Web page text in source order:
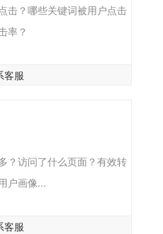
击？哪些关键词被用户点击
率？
客服
？访问了什么页面？有效转
户画像...
客服